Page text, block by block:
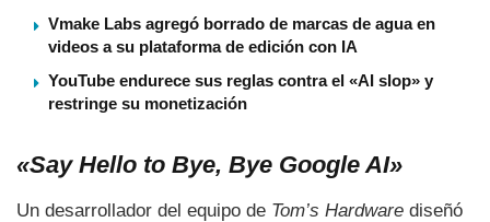
Vmake Labs agregó borrado de marcas de agua en
videos a su plataforma de edición con IA
YouTube endurece sus reglas contra el «AI slop» y
restringe su monetización
«Say Hello to Bye, Bye Google AI»
Un desarrollador del equipo de Tom’s Hardware diseñó